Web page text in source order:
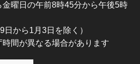
曜日の午前8時45分から午後5時
日から1月3日を除く）
間が異なる場合があります